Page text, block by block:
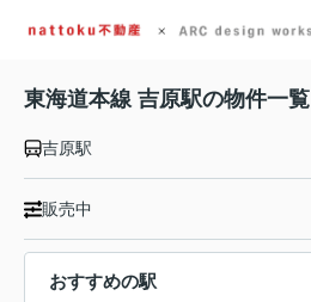
東海道本線 吉原駅の物件一覧
吉原駅
販売中
おすすめの駅